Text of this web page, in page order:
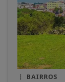
BAIRROS